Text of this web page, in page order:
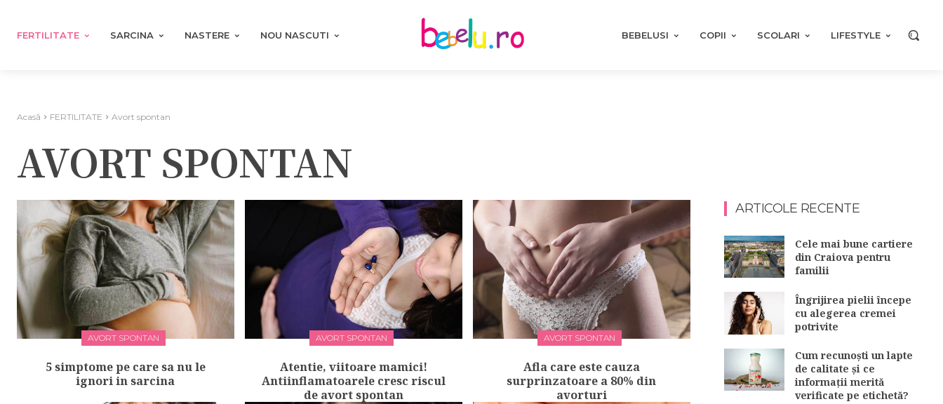
FERTILITATE SARCINA NASTERE NOU NASCUTI BEBELUSI COPII SCOLARI LIFESTYLE
Acasă FERTILITATE Avort spontan
AVORT SPONTAN
AVORT SPONTAN
5 simptome pe care sa nu le
ignori in sarcina
AVORT SPONTAN
Atentie, viitoare mamici!
Antiinflamatoarele cresc riscul
de avort spontan
AVORT SPONTAN
Afla care este cauza
surprinzatoare a 80% din
avorturi
ARTICOLE RECENTE
Cele mai bune cartiere
din Craiova pentru
familii
Îngrijirea pielii începe
cu alegerea cremei
potrivite
Cum recunoști un lapte
de calitate și ce
informații merită
verificate pe etichetă?